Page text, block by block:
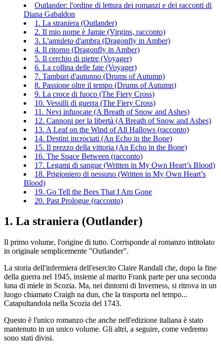
Outlander: l'ordine di lettura dei romanzi e dei racconti di
Diana Gabaldon
1. La straniera (Outlander)
2. Il mio nome è Jamie (Virgins, racconto)
3. L'amuleto d'ambra (Dragonfly in Amber)
4. Il ritorno (Dragonfly in Amber)
5. Il cerchio di pietre (Voyager)
6. La collina delle fate (Voyager)
7. Tamburi d'autunno (Drums of Autumn)
8. Passione oltre il tempo (Drums of Autumn)
9. La croce di fuoco (The Fiery Cross)
10. Vessilli di guerra (The Fiery Cross)
11. Nevi infuocate (A Breath of Snow and Ashes)
12. Cannoni per la libertà (A Breath of Snow and Ashes)
13. A Leaf on the Wind of All Hallows (racconto)
14. Destini incrociati (An Echo in the Bone)
15. Il prezzo della vittoria (An Echo in the Bone)
16. The Space Between (racconto)
17. Legami di sangue (Written in My Own Heart’s Blood)
18. Prigioniero di nessuno (Written in My Own Heart’s
Blood)
19. Go Tell the Bees That I Am Gone
20. Past Prologue (racconto)
1. La straniera (Outlander)
Il primo volume, l'origine di tutto. Corrisponde al romanzo intitolato
in originale semplicemente "Outlander".
La storia dell'infermiera dell'esercito Claire Randall che, dopo la fine
della guerra nel 1945, insieme al marito Frank parte per una seconda
luna di miele in Scozia. Ma, nei dintorni di Inverness, si ritrova in un
luogo chiamato Craigh na dun, che la trasporta nel tempo...
Catapultandola nella Scozia del 1743.
Questo è l'unico romanzo che anche nell'edizione italiana è stato
mantenuto in un unico volume. Gli altri, a seguire, come vedremo
sono stati divisi.